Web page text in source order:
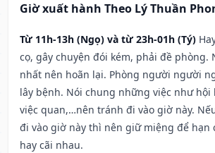
Giờ xuất hành Theo Lý Thuần
Từ 11h-13h (Ngọ) và từ 23h-01h (Tý)
cọ, gây chuyện đói kém, phải đề phòng.
nhất nên hoãn lại. Phòng người người
lây bệnh. Nói chung những việc như hội
việc quan,…nên tránh đi vào giờ này.
đi vào giờ này thì nên giữ miệng để hạn
hay cãi nhau.